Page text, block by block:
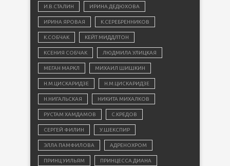
И.В.СТАЛИН ИРИНА ДЕДЮХОВА
ИРИНА ЯРОВАЯ К.СЕРЕБРЕННИКОВ
К.СОБЧАК КЕЙТ МИДДЛТОН
КСЕНИЯ СОБЧАК ЛЮДМИЛА УЛИЦКАЯ
МЕГАН МАРКЛ МИХАИЛ ШИШКИН
Н.М.ЦИСКАРИДЗЕ Н.М.ЦИСКАРИДЗЕ
Н.НИГАЛЬСКАЯ НИКИТА МИХАЛКОВ
РУСТАМ ХАМДАМОВ С.КРЕДОВ
СЕРГЕЙ ФИЛИН У.ШЕКСПИР
ЭЛЛА ПАМФИЛОВА АДРЕНОХРОМ
ПРИНЦ УИЛЬЯМ ПРИНЦЕССА ДИАНА